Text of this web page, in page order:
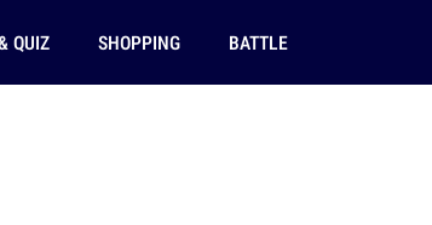
QUIZ SHOPPING BATTLE